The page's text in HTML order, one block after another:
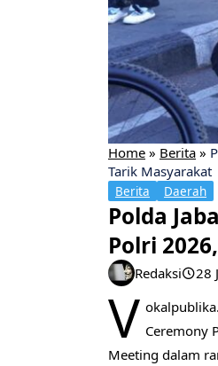
Home » Berita »
Tarik Masyarakat
Berita Daerah
Polda
Polri
Redaksi 28
V Ceremony
Meeting dalam